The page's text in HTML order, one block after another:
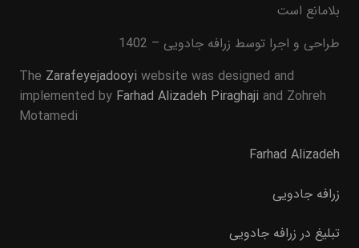
بلامانع است
طراحی و اجرا توسط زرافه جادویی – 1402
The Zarafeyejadooyi website was designed and
implemented by Farhad Alizadeh Piraghaji and Zohreh
Motamedi
Farhad Alizadeh
زرافه جادویی
تبلیغ در زرافه جادویی